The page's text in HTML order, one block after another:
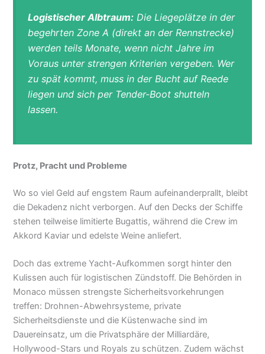
Logistischer Albtraum: Die Liegeplätze in der
begehrtenZone A (direkt an der Rennstrecke)
werden teils Monate, wenn nicht Jahre im
Voraus unter strengen Kriterien vergeben. Wer
zu spät kommt, muss in der Bucht auf Reede
liegen und sich per Tender-Boot shutteln
lassen.
Protz, Pracht und Probleme
Wo so viel Geld auf engstem Raum aufeinanderprallt, bleibt
die Dekadenz nicht verborgen. Auf den Decks der Schiffe
stehen teilweise limitierte Bugattis, während die Crew im
Akkord Kaviar und edelste Weine anliefert.
Doch das extreme Yacht-Aufkommen sorgt hinter den
Kulissen auch für logistischen Zündstoff. Die Behörden in
Monaco müssen strengste Sicherheitsvorkehrungen
treffen: Drohnen-Abwehrsysteme, private
Sicherheitsdienste und die Küstenwache sind im
Dauereinsatz, um die Privatsphäre der Milliardäre,
Hollywood-Stars und Royals zu schützen. Zudem wächst